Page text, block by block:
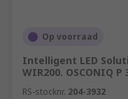
Op voorraad
Intelligent LED
WIR200. OSCONIQ P
RS-stocknr. 204-3932